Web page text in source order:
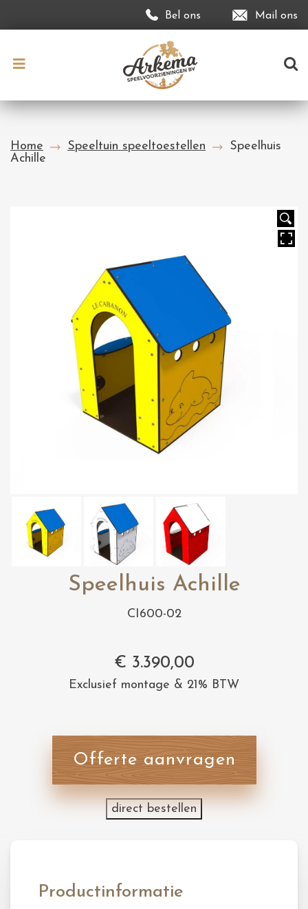
Bel ons Mail ons
Home Speeltuin speeltoestellen
Speelhuis
Achille
Speelhuis Achille
CI600-02
€ 3.390,00
Exclusief montage & 21% BTW
Offerte aanvragen
direct bestellen
Productinformatie